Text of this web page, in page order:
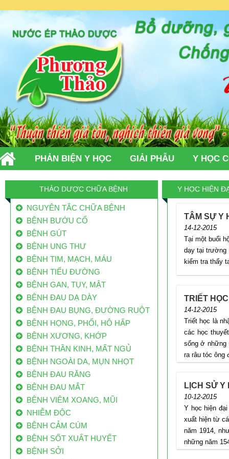
PHẢN BIỆN Y HỌC GIẢI PHẪU Y HỌC
TỨC LIÊN HỆ
THẢO DƯỢC CHỮA BỆNH
NGUYÊN TẮC CHỮA BỆNH
BỆNH BƯỚU CỔ
BỆNH GÚT
BỆNH UNG THƯ
BỆNH TIM, MẠCH, MÁU
BỆNH TIỂU ĐƯỜNG
BỆNH GAN, TỤY, MẬT
BỆNH ĐAU DẠ DÀY
BỆNH ĐAU BỤNG, ĐƯỜNG RUỘT
BỆNH HỌNG, PHỔI, HÔ HẤP
BỆNH XƯƠNG, KHỚP
BỆNH THẦN KINH, MẤT NGỦ
BỆNH NGOÀI DA, MỤN NHỌT
BỆNH ĐAU RĂNG
BỆNH ĐAU MẮT
BỆNH VIÊM XOANG, MŨI
NHIỄM ĐỘC
BỆNH CẢM CÚM
BỆNH SỐT XUẤT HUYẾT
BỆNH SỞI
80% BỆNH NHÂN UNG THƯ VN ĐẾN BỆNH
VIỆN Ở GIAI ĐOẠN CUỐI
Mỗi năm VN có 200 ngàn bệnh nhân ung thư
mới, 70 ngàn người bệnh ung thư tử vong.
Trong đó, đến 80% bệnh nhân ung thư ở VN
đến bệnh viện khi bệnh đã ở giai đoạn muộn.
Việt Nam có 160.000 ca ung thư/năm: Vì
sao ăn bẩn, độc
Mỗi năm Việt Nam có từ 130 nghìn đến 160
nghìn trường hợp mắc mới, trong đó có
khoảng 85 nghìn đến 115 nghìn người tử vong
do căn bệnh này.
Công bố danh sách “làng ung thư”
Y HỌC HIỆN
TÂM SỰ Y
14-12-2015
Tại một buổi
dạy tại trường
kiểm tra thấy
TRIẾT
14-12-2015
Triết học là
các học
sống ở những
ra râu tóc ông
LỊCH SỬ Y
10-12-2015
Y học hiện
xuất hiện từ
năm 1914,
những năm